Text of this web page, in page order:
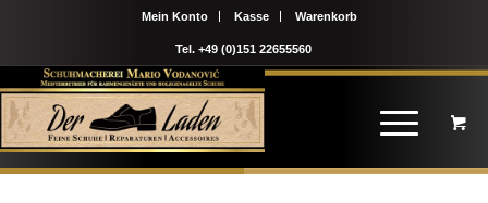
Mein Konto Kasse Warenkorb
Tel. +49 (0)151 22655560